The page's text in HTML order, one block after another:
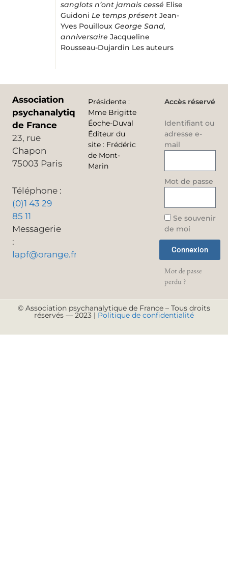
sanglots n’ont jamais cessé Elise
Guidoni Le temps présent Jean-
Yves Pouilloux George Sand,
anniversaire Jacqueline
Rousseau-Dujardin Les auteurs
Association
psychanalytique
de France
23, rue
Chapon
75003 Paris
Téléphone :
(0)1 43 29
85 11
Messagerie
:
lapf@orange.fr
Présidente :
Mme Brigitte
Éoche-Duval
Éditeur du
site : Frédéric
de Mont-
Marin
Accès réservé
Identifiant ou
adresse e-
mail
Mot de passe
Se souvenir
de moi
Connexion
Mot de passe
perdu ?
© Association psychanalytique de France – Tous droits
réservés — 2023 | Politique de confidentialité